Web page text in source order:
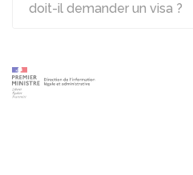
doit-il demander un visa ?